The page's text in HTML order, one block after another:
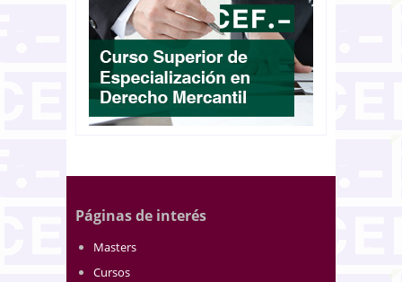
Páginas de interés
Masters
Cursos